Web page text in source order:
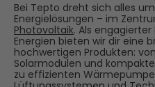
Bei Tepto dreht sich alles
Energielösungen – im
Photovoltaik. Als
Energien bieten wir dir eine
hochwertigen Produkten:
Solarmodulen und
zu effizienten